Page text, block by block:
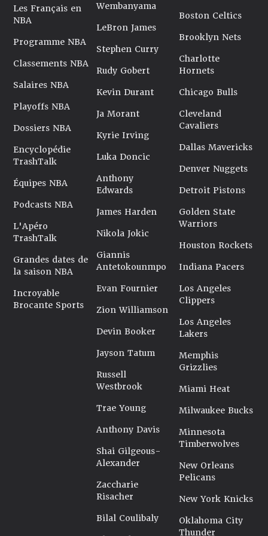
Les Français en
NBA
Programme NBA
Classements NBA
Salaires NBA
Playoffs NBA
Dossiers NBA
Encyclopédie
TrashTalk
Équipes NBA
Podcasts NBA
L'Apéro
TrashTalk
Grandes dates de
la saison NBA
Incroyable
Brocante Sports
Wembanyama
LeBron James
Stephen Curry
Rudy Gobert
Kevin Durant
Ja Morant
Kyrie Irving
Luka Doncic
Anthony
Edwards
James Harden
Nikola Jokic
Giannis
Antetokounmpo
Evan Fournier
Zion Williamson
Devin Booker
Jayson Tatum
Russell
Westbrook
Trae Young
Anthony Davis
Shai Gilgeous-
Alexander
Zaccharie
Risacher
Bilal Coulibaly
Boston Celtics
Brooklyn Nets
Charlotte
Hornets
Chicago Bulls
Cleveland
Cavaliers
Dallas Mavericks
Denver Nuggets
Detroit Pistons
Golden State
Warriors
Houston Rockets
Indiana Pacers
Los Angeles
Clippers
Los Angeles
Lakers
Memphis
Grizzlies
Miami Heat
Milwaukee Bucks
Minnesota
Timberwolves
New Orleans
Pelicans
New York Knicks
Oklahoma City
Thunder